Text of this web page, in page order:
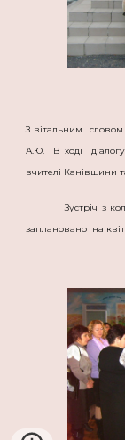
З вітальним
А.Ю. В ході
вчителі Канівщини
Зустріч з
заплановано на